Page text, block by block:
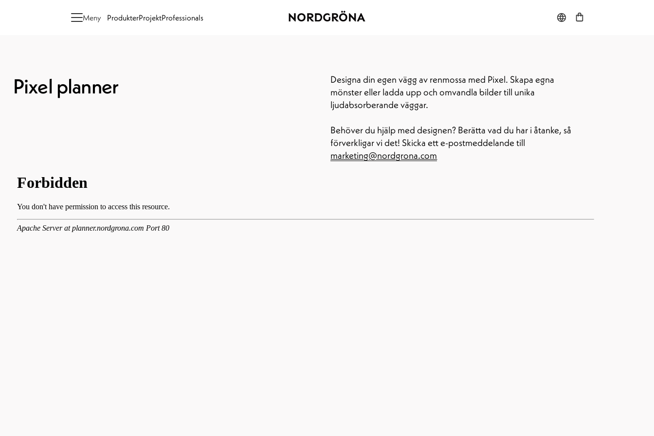
Meny ProdukterProjektProfessionals
Pixel planner
Designa din egen vägg av renmossa med Pixel. Skapa egna
mönster eller ladda upp och omvandla bilder till unika
ljudabsorberande väggar.
Behöver du hjälp med designen? Berätta vad du har i åtanke, så
marketing@nordgrona.com